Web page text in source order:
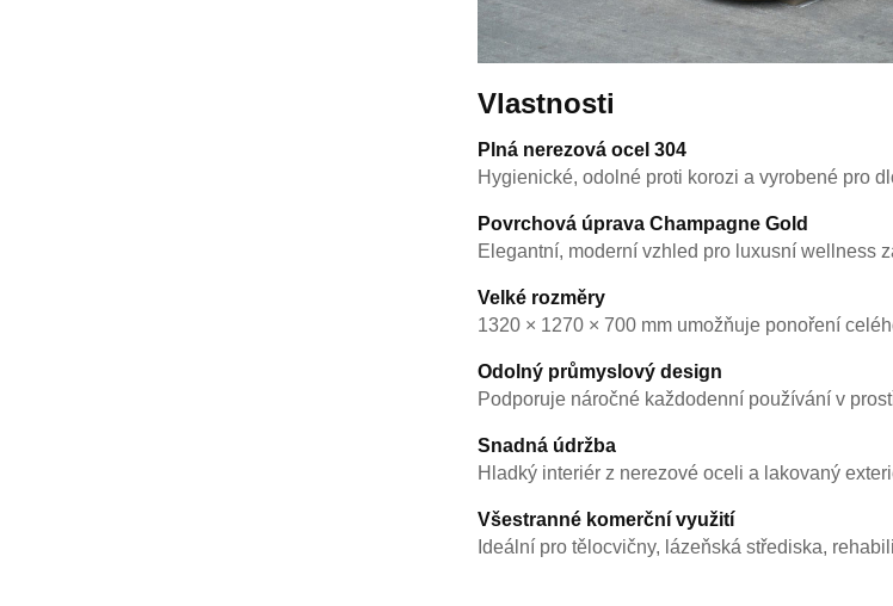
Vlastnosti
Plná nerezová ocel 304
Hygienické, odolné proti korozi a vyrobené pro
Povrchová úprava Champagne Gold
Elegantní, moderní vzhled pro luxusní wellness
Velké rozměry
1320 × 1270 × 700 mm umožňuje ponoření
Odolný průmyslový design
Podporuje náročné každodenní používání v
Snadná údržba
Hladký interiér z nerezové oceli a lakovaný
Všestranné komerční využití
Ideální pro tělocvičny, lázeňská střediska,